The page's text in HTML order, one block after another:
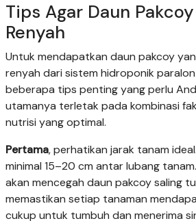
Tips Agar Daun
Renyah
Untuk mendapatkan daun pakcoy
renyah dari sistem hidroponik
beberapa tips penting yang perlu
utamanya terletak pada kombinasi
nutrisi yang optimal.
Pertama, perhatikan jarak tanam
minimal 15–20 cm antar lubang
akan mencegah daun pakcoy saling
memastikan setiap tanaman
cukup untuk tumbuh dan menerima